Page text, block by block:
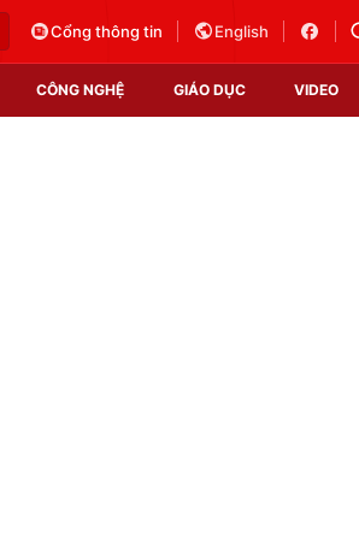
Cổng thông tin English
CÔNG NGHỆ GIÁO DỤC VIDEO